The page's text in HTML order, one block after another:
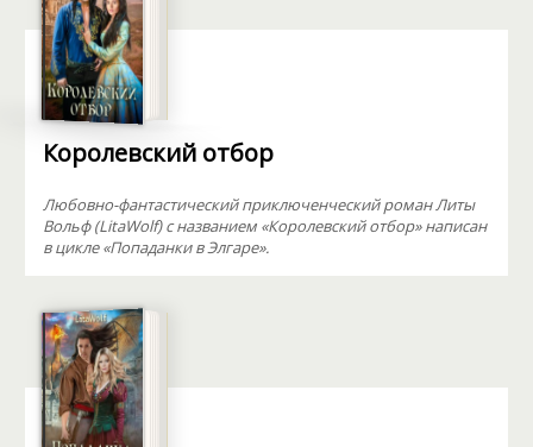
Королевский отбор
Любовно-фантастический приключенческий роман Литы
Вольф (LitaWolf) с названием «Королевский отбор» написан
в цикле «Попаданки в Элгаре».